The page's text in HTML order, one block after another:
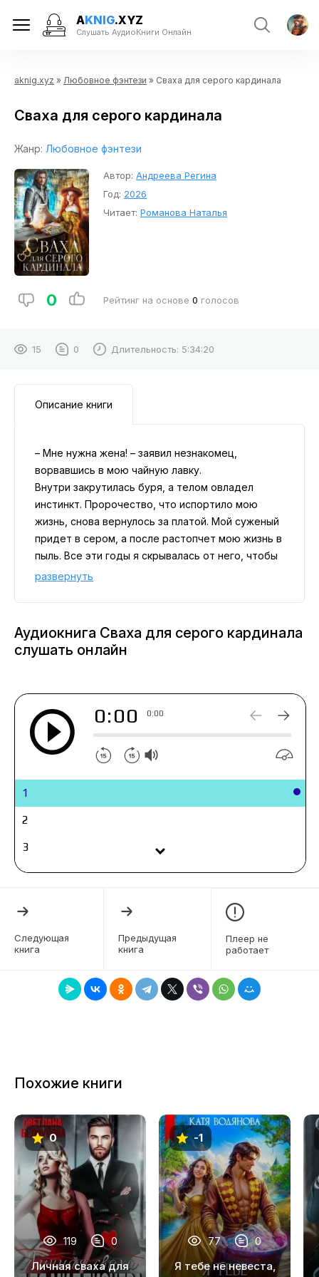
AKNIG.XYZ
Слушать АудиоКниги Онлайн
aknig.xyz » Любовное фэнтези » Сваха для серого кардинала
Сваха для серого кардинала
Жанр: Любовное фэнтези
Автор: Андреева Регина
Год: 2026
Читает: Романова Наталья
0 Рейтинг на основе 0 голосов
15 0 Длительность: 5:34:20
Описание книги
– Мне нужна жена! – заявил незнакомец,
ворвавшись в мою чайную лавку.
Внутри закрутилась буря, а телом овладел
инстинкт. Пророчество, что испортило мою
жизнь, снова вернулось за платой. Мой суженый
придет в сером, а после растопчет мою жизнь в
пыль. Все эти годы я скрывалась от него, чтобы
избежать незавидной судьбы. А сейчас он
срочно нужна сваха. Постойте! Женить своего
развернуть
Аудиокнига Сваха для серого кардинала
слушать онлайн
0:00 0:00
1
2
3
4
7
12
13
14
15
16
18
Следующая
книга
Предыдущая
книга
Плеер не
работает
Похожие книги
0
119 0
Личная сваха для
-1
77 0
Я тебе не невеста,